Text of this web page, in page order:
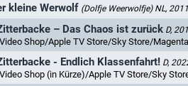
kleine Werwolf (Dolfje Weerwolfje) NL, 2011
– Das Chaos ist zurück D,
Shop/Apple TV Store/Sky Store/
- Endlich Klassenfahrt! D,
Shop (in Kürze)/Apple TV Store/Sky Store/